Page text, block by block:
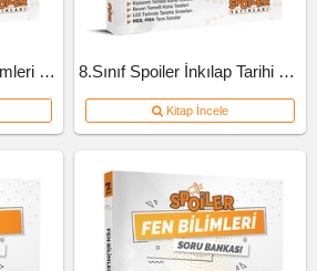
8. Sınıf Spoiler Fen Bilimleri Soru Bankası 8.Sınıf Spoiler İnkılap Tarihi Soru Bankası
Kitap İncele